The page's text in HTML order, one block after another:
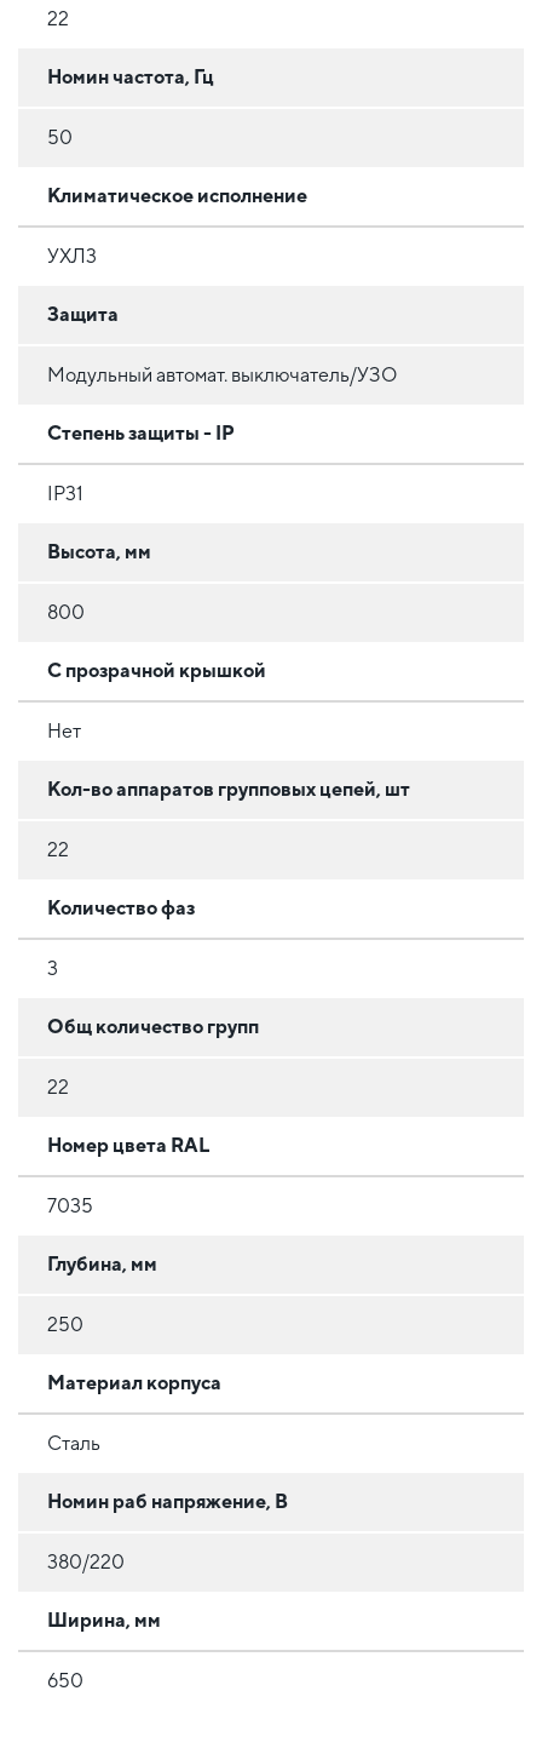
22
Номин частота, Гц
50
Климатическое исполнение
УХЛ3
Защита
Модульный автомат. выключатель/УЗО
Степень защиты - IP
IP31
Высота, мм
800
С прозрачной крышкой
Нет
Кол-во аппаратов групповых цепей, шт
22
Количество фаз
3
Общ количество групп
22
Номер цвета RAL
7035
Глубина, мм
250
Материал корпуса
Сталь
Номин раб напряжение, В
380/220
Ширина, мм
650